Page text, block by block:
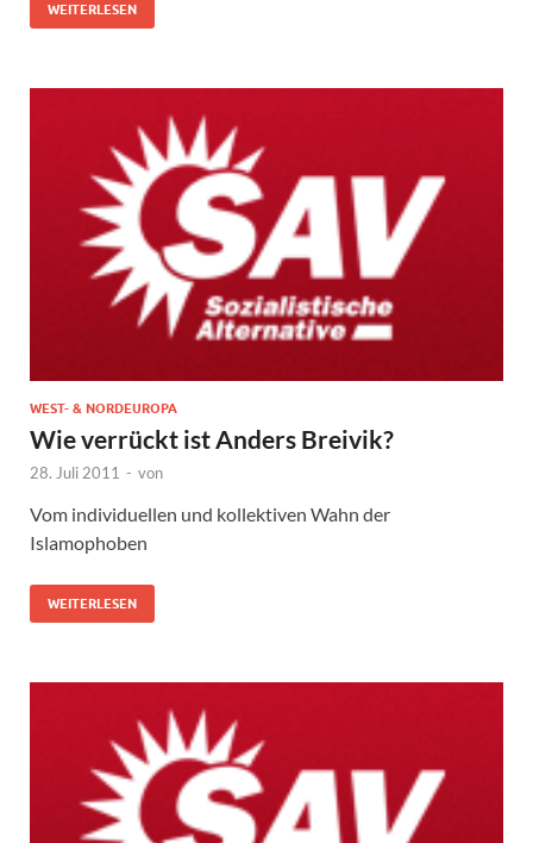
WEITERLESEN
WEST- & NORDEUROPA
Wie verrückt ist Anders Breivik?
28. Juli 2011 - von
Vom individuellen und kollektiven Wahn der
Islamophoben
WEITERLESEN